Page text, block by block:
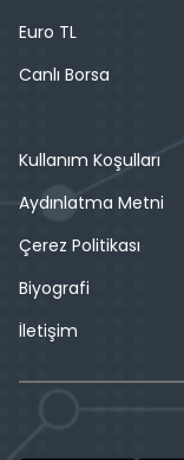
Euro TL
Canlı Borsa
Kullanım Koşulları
Aydınlatma Metni
Çerez Politikası
Biyografi
İletişim